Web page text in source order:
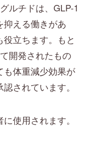
ルチドは、GLP-1
抑える働きがあ
立ちます。もと
開発されたもの
も体重減少効果が
されています。
使用されます。